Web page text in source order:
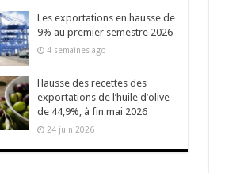
Les exportations en hausse de
9% au premier semestre 2026
4 semaines ago
Hausse des recettes des
exportations de l’huile d’olive
de 44,9%, à fin mai 2026
24 juin 2026